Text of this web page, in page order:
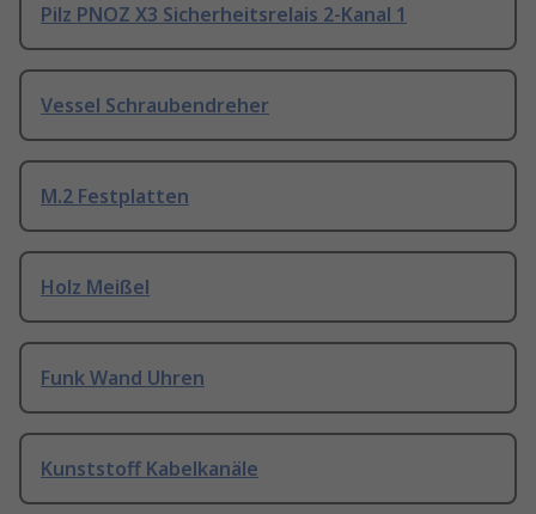
Pilz PNOZ X3 Sicherheitsrelais 2-Kanal 1
Vessel Schraubendreher
M.2 Festplatten
Holz Meißel
Funk Wand Uhren
Kunststoff Kabelkanäle